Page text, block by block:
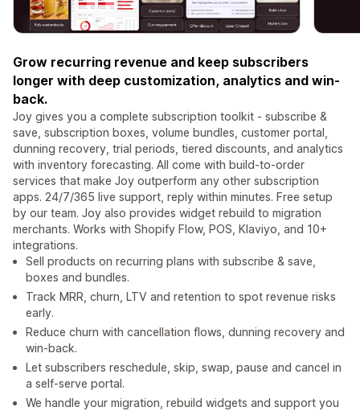
Grow recurring revenue and keep subscribers
longer with deep customization, analytics and win-
back.
Joy gives you a complete subscription toolkit - subscribe &
save, subscription boxes, volume bundles, customer portal,
dunning recovery, trial periods, tiered discounts, and analytics
with inventory forecasting. All come with build-to-order
services that make Joy outperform any other subscription
apps. 24/7/365 live support, reply within minutes. Free setup
by our team. Joy also provides widget rebuild to migration
merchants. Works with Shopify Flow, POS, Klaviyo, and 10+
integrations.
Sell products on recurring plans with subscribe & save,
boxes and bundles.
Track MRR, churn, LTV and retention to spot revenue risks
early.
Reduce churn with cancellation flows, dunning recovery and
win-back.
Let subscribers reschedule, skip, swap, pause and cancel in
a self-serve portal.
We handle your migration, rebuild widgets and support you